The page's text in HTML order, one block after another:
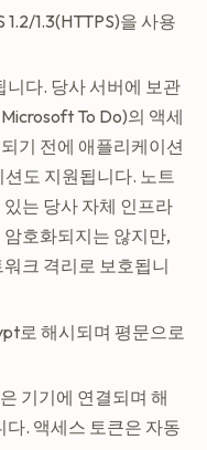
1.3(HTTPS)을 사용
니다. 당사 서버에 보관
To Do)의 액세
기 전에 애플리케이션
도 지원됩니다. 노트
는 당사 자체 인프라
호화되지는 않지만,
크 격리로 보호됩니
로 해시되며 평문으로
기기에 연결되며 해
다. 액세스 토큰은 자동